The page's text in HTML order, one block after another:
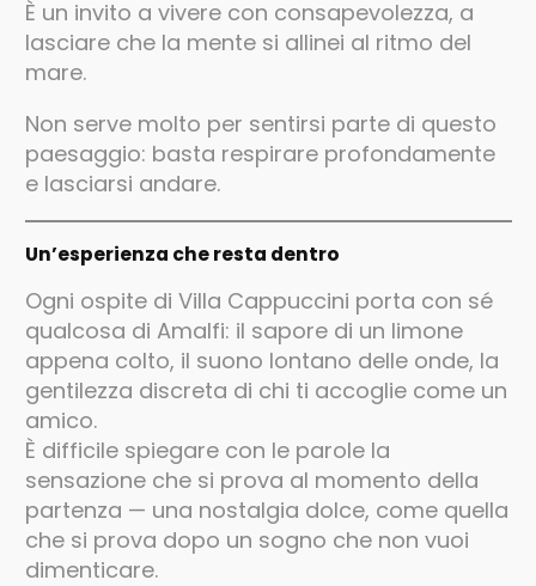
È un invito a vivere con consapevolezza, a
lasciare che la mente si allinei al ritmo del
mare.
Non serve molto per sentirsi parte di questo
paesaggio: basta respirare profondamente
e lasciarsi andare.
Un’esperienza che resta dentro
Ogni ospite di Villa Cappuccini porta con sé
qualcosa di Amalfi: il sapore di un limone
appena colto, il suono lontano delle onde, la
gentilezza discreta di chi ti accoglie come un
amico.
È difficile spiegare con le parole la
sensazione che si prova al momento della
partenza — una nostalgia dolce, come quella
che si prova dopo un sogno che non vuoi
dimenticare.